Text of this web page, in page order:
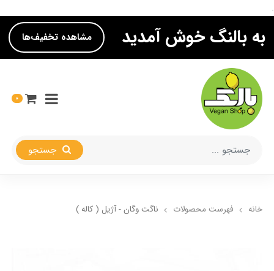
.
به بالنگ خوش آمدید مشاهده تخفیف‌ها
0
خانه فهرست محصولات ناگت وگان‌ - آژیل ( کاله )